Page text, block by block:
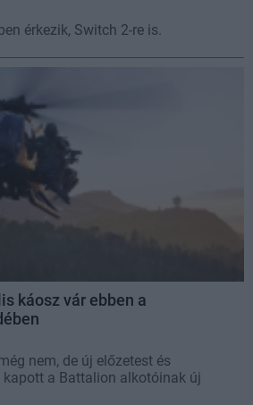
érkezik, Switch 2-re is.
káosz vár ebben a
nem, de új előzetest és
a Battalion alkotóinak új